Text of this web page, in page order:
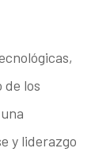
de los
y liderazgo